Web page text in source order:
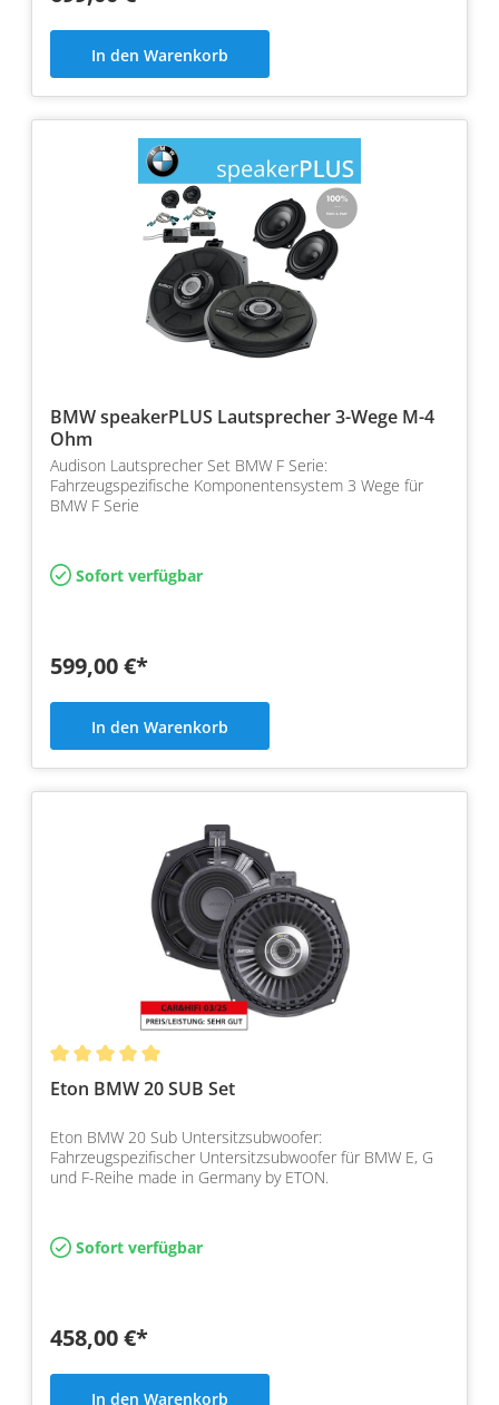
In den Warenkorb
BMW speakerPLUS Lautsprecher 3-Wege M-4
Ohm
Audison Lautsprecher Set BMW F Serie:
Fahrzeugspezifische Komponentensystem 3 Wege für
BMW F Serie
Sofort verfügbar
599,00 €*
In den Warenkorb
Eton BMW 20 SUB Set
Eton BMW 20 Sub Untersitzsubwoofer:
Fahrzeugspezifischer Untersitzsubwoofer für BMW E, G
und F-Reihe made in Germany by ETON.
Sofort verfügbar
458,00 €*
In den Warenkorb